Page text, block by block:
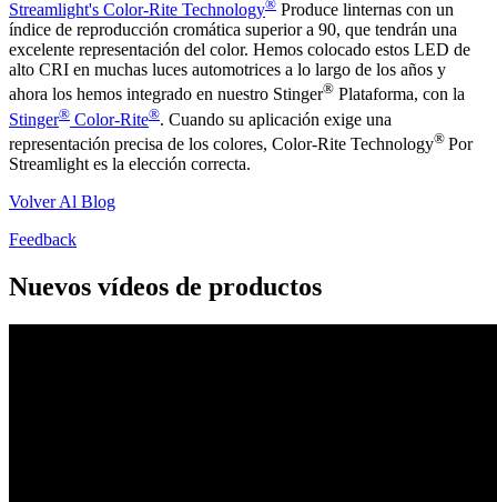
Streamlight's Color-Rite Technology® Produce linternas con un
índice de reproducción cromática superior a 90, que tendrán una
excelente representación del color. Hemos colocado estos LED de
alto CRI en muchas luces automotrices a lo largo de los años y
ahora los hemos integrado en nuestro Stinger® Plataforma, con la
Stinger® Color-Rite®. Cuando su aplicación exige una
representación precisa de los colores, Color-Rite Technology® Por
Streamlight es la elección correcta.
Volver Al Blog
Feedback
Nuevos vídeos de productos